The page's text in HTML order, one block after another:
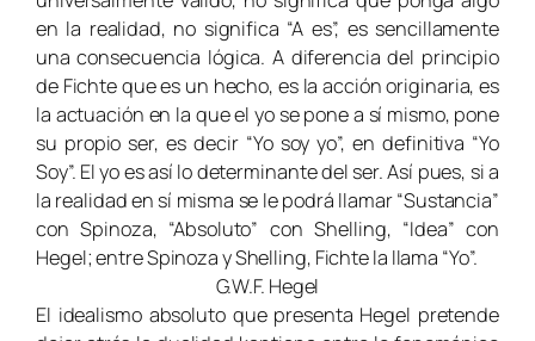
en la realidad, no significa “A es”, es sencillamente
una consecuencia lógica. A diferencia del principio
de Fichte que es un hecho, es la acción originaria, es
la actuación en la que el yo se pone a sí mismo, pone
su propio ser, es decir “Yo soy yo”, en definitiva “Yo
Soy”. El yo es así lo determinante del ser. Así pues, si a
la realidad en sí misma se le podrá llamar “Sustancia”
con Spinoza, “Absoluto” con Shelling, “Idea” con
Hegel; entre Spinoza y Shelling, Fichte la llama “Yo”.
G.W.F. Hegel
El idealismo absoluto que presenta Hegel pretende